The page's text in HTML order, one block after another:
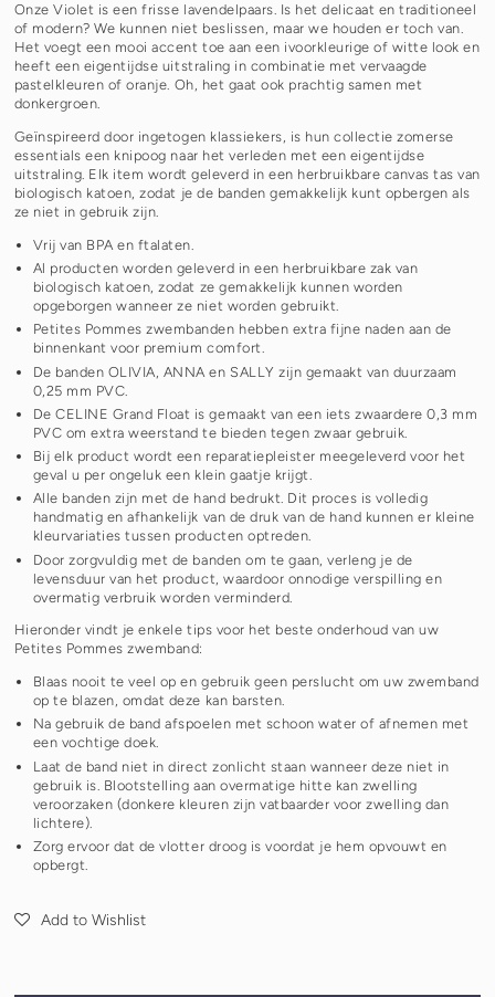
Onze Violet is een frisse lavendelpaars. Is het delicaat en traditioneel
of modern? We kunnen niet beslissen, maar we houden er toch van.
Het voegt een mooi accent toe aan een ivoorkleurige of witte look en
heeft een eigentijdse uitstraling in combinatie met vervaagde
pastelkleuren of oranje. Oh, het gaat ook prachtig samen met
donkergroen.
Geïnspireerd door ingetogen klassiekers, is hun collectie zomerse
essentials een knipoog naar het verleden met een eigentijdse
uitstraling. Elk item wordt geleverd in een herbruikbare canvas tas van
biologisch katoen, zodat je de banden gemakkelijk kunt opbergen als
ze niet in gebruik zijn.
Vrij van BPA en ftalaten.
Al producten worden geleverd in een herbruikbare zak van
biologisch katoen, zodat ze gemakkelijk kunnen worden
opgeborgen wanneer ze niet worden gebruikt.
Petites Pommes zwembanden hebben extra fijne naden aan de
binnenkant voor premium comfort.
De banden OLIVIA, ANNA en SALLY zijn gemaakt van duurzaam
0,25 mm PVC.
De CELINE Grand Float is gemaakt van een iets zwaardere 0,3 mm
PVC om extra weerstand te bieden tegen zwaar gebruik.
Bij elk product wordt een reparatiepleister meegeleverd voor het
geval u per ongeluk een klein gaatje krijgt.
Alle banden zijn met de hand bedrukt. Dit proces is volledig
handmatig en afhankelijk van de druk van de hand kunnen er kleine
kleurvariaties tussen producten optreden.
Door zorgvuldig met de banden om te gaan, verleng je de
levensduur van het product, waardoor onnodige verspilling en
overmatig verbruik worden verminderd.
Hieronder vindt je enkele tips voor het beste onderhoud van uw
Petites Pommes zwemband:
Blaas nooit te veel op en gebruik geen perslucht om uw zwemband
op te blazen, omdat deze kan barsten.
Na gebruik de band afspoelen met schoon water of afnemen met
een vochtige doek.
Laat de band niet in direct zonlicht staan ​​wanneer deze niet in
gebruik is. Blootstelling aan overmatige hitte kan zwelling
veroorzaken (donkere kleuren zijn vatbaarder voor zwelling dan
lichtere).
Zorg ervoor dat de vlotter droog is voordat je hem opvouwt en
opbergt.
Add to Wishlist